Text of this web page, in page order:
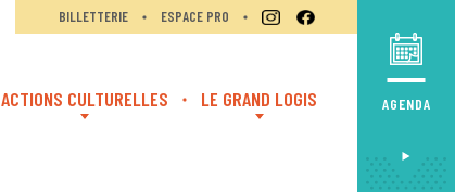
BILLETTERIE ESPACE PRO
ACTIONS CULTURELLES LE GRAND LOGIS AGENDA